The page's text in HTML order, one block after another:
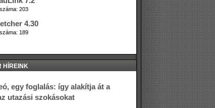
203
4.30
189
HÍREINK
egy foglalás: így alakítja át a
utazási szokásokat